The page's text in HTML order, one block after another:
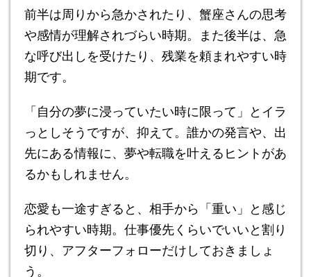
前半は周りから急かされたり、蟹座さんの思考
や感情が理解されづらい時期。また後半は、急
な呼び出しを受けたり、残業を頼まれやすい時
期です。
「自分の夢に浸っていたい時に限って」とイラ
っとしそうですが、抑えて。誰かの発言や、出
先にある情報に、夢や転職を叶えるヒントがあ
るかもしれません。
恋愛も一途すぎると、相手から「重い」と感じ
られやすい時期。仕事優先くらいでいいと割り
切り、アフターフォローだけしておきましょ
う。